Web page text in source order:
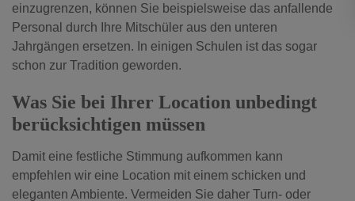
einzugrenzen, können Sie beispielsweise das anfallende
Personal durch Ihre Mitschüler aus den unteren
Jahrgängen ersetzen. In einigen Schulen ist das sogar
schon zur Tradition geworden.
Was Sie bei Ihrer Location unbedingt
berücksichtigen müssen
Damit eine festliche Stimmung aufkommen kann
empfehlen wir eine Location mit einem schicken und
eleganten Ambiente. Vermeiden Sie daher Turn- oder